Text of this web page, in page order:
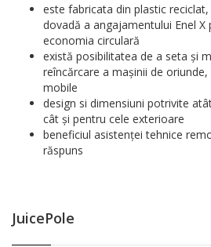
este fabricata din plastic
dovadă a angajamentului Enel X
economia circulară
există posibilitatea de a seta și
reîncărcare a mașinii de
mobile
design si dimensiuni potrivite
cât și pentru cele exterioare
beneficiul asistenței tehnice
răspuns
JuicePole